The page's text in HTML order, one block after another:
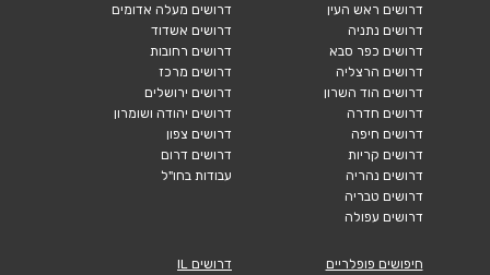
דרושים ראש העין
דרושים נתניה
דרושים כפר סבא
דרושים הרצליה
דרושים הוד השרון
דרושים חדרה
דרושים חיפה
דרושים קריות
דרושים נהריה
דרושים טבריה
דרושים עפולה
דרושים מעלה אדומים
דרושים אשדוד
דרושים רחובות
דרושים מרכז
דרושים ירושלים
דרושים יהודה ושומרון
דרושים צפון
דרושים דרום
עבודות בחו"ל
חיפושים פופלריים
דרושים IL